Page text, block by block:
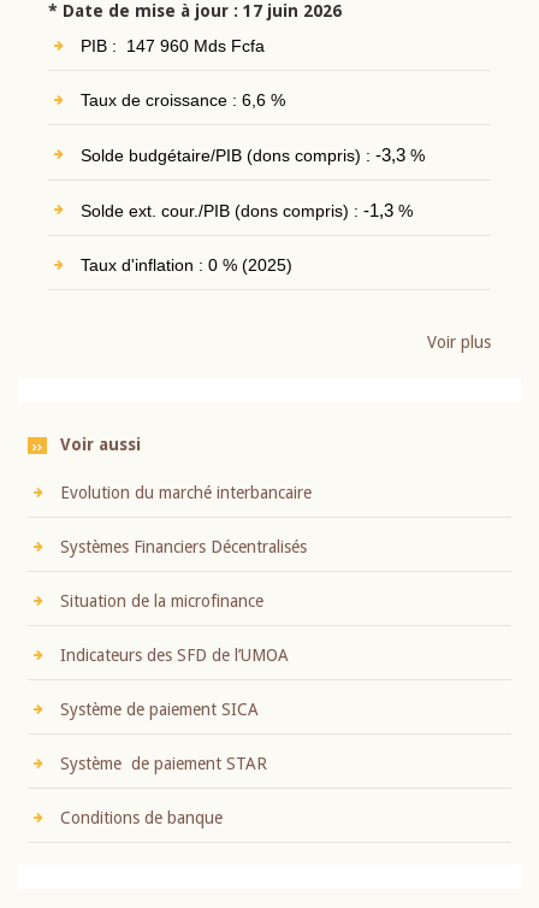
* Date de mise à jour : 17 juin 2026
PIB : 147 960 Mds Fcfa
Taux de croissance : 6,6 %
Solde budgétaire/PIB (dons compris) : -3,3%
Solde ext. cour./PIB (dons compris) : -1,3%
Taux d'inflation : 0 % (2025)
Voir plus
Voir aussi
Evolution du marché interbancaire
Systèmes Financiers Décentralisés
Situation de la microfinance
Indicateurs des SFD de l’UMOA
Système de paiement SICA
Système de paiement STAR
Conditions de banque